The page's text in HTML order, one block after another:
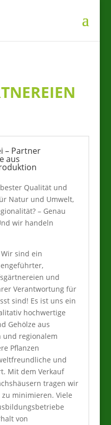
– Partner
aus
Qualität und
Natur und Umwelt,
– Genau
wir handeln
sind ein
und
Verantwortung für
sind! Es ist uns ein
hochwertige
Gehölze aus
und regionalem
Pflanzen
und
Mit dem Verkauf
tragen wir
minimieren. Viele
von